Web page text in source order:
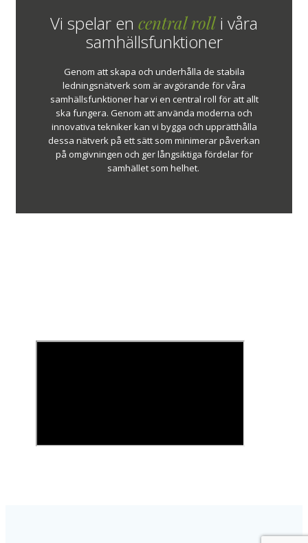
Vi spelar en central roll i våra
samhällsfunktioner
Genom att skapa och underhålla de stabila
ledningsnätverk som är avgörande för våra
samhällsfunktioner har vi en central roll för att allt
ska fungera. Genom att använda moderna och
innovativa tekniker kan vi bygga och upprätthålla
dessa nätverk på ett sätt som minimerar påverkan
på omgivningen och ger långsiktiga fördelar för
samhället som helhet.